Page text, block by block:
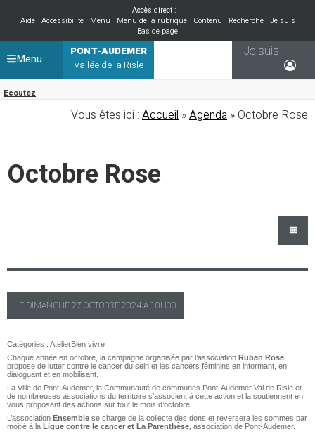
Accès direct :
Aide
Accessibilité Menu Menu de la rubrique Contenu Recherche
Je suis
Bas de page
PONT-AUDEMER
vallée de la Risle
Ecoutez
Je suis
Menu
Vous êtes ici : Accueil »Agenda » Octobre Rose
Octobre Rose
LE DIMANCHE27 OCTOBRE 2024 À 10H00
Catégories : AtelierBien vivre
Chaque année en octobre, la campagne organisée par l’association Ruban Rose
propose de lutter contre le cancer du sein et les cancers féminins en informant, en
dialoguant et en mobilisant.
La Ville de Pont-Audemer, la Communauté de communes Pont-Audemer Val de Risle et
de nombreuses associations du territoire s’associent à cette action et la soutiennent en
vous proposant des actions sur tout le mois d’octobre.
L’association Ensemble se charge de la collecte des dons et reversera les sommes par
moitié à la Ligue contre le cancer et La Parenthèse, association de Pont-Audemer.